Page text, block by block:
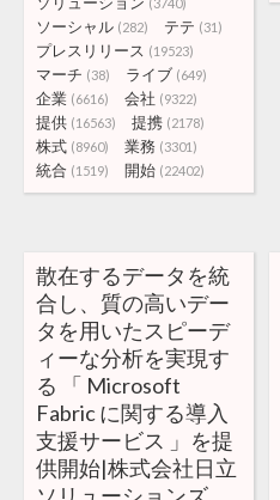
ソーシャル (282) テテ (31)
プレスリリース (19523)
マーチ (38) ライブ (649)
企業 (6616) 会社 (9322)
提供 (16563) 提携 (2178)
株式 (8960) 業務 (3301)
統合 (1519) 開始 (22402)
散在するデータを統
合し、質の高いデー
タを用いたスピーデ
ィーな分析を実現す
る 「 Microsoft
Fabric に関する導入
支援サービス 」を提
供開始|株式会社日立